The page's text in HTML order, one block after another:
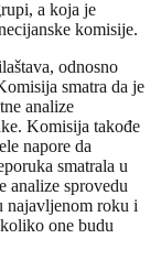
a koja je
komisije.
odnosno
smatra da je
analize
Komisija takođe
napore da
smatrala u
analize sprovedu
najavljenom roku i
one budu